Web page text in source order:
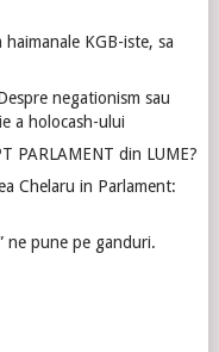
KGB-iste, sa
negationism sau
a holocash-ului
PARLAMENT din LUME?
Chelaru in Parlament:
ne pune pe ganduri.